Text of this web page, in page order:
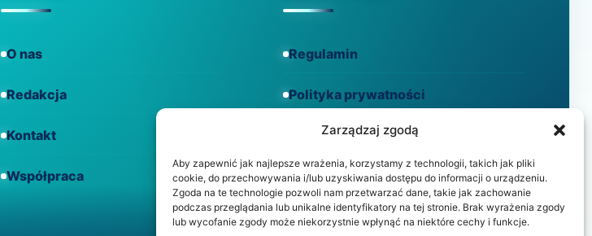
Zarządzaj zgodą
Aby zapewnić jak najlepsze wrażenia, korzystamy z technologii, takich jak pliki
cookie, do przechowywania i/lub uzyskiwania dostępu do informacji o urządzeniu.
Zgoda na te technologie pozwoli nam przetwarzać dane, takie jak zachowanie
podczas przeglądania lub unikalne identyfikatory na tej stronie. Brak wyrażenia zgody
lub wycofanie zgody może niekorzystnie wpłynąć na niektóre cechy i funkcje.
O nas
Redakcja
Kontakt
Współpraca
Regulamin
Polityka prywatności
Polityka cookies